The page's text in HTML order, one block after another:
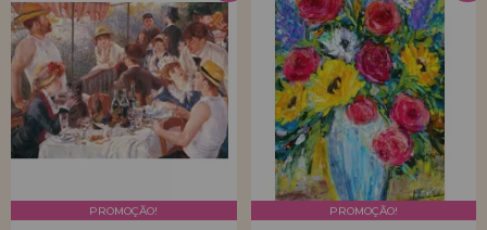
PROMOÇÃO! PROMOÇÃO!